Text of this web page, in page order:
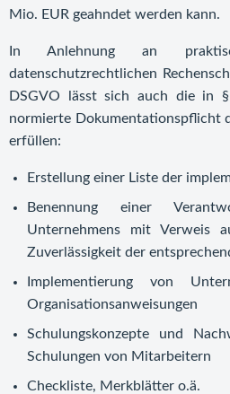
Mio. EUR geahndet werden kann.
In Anlehnung an
datenschutzrechtlichen
DSGVO lässt sich auch die in
normierte Dokumentationspflicht
erfüllen:
Erstellung einer Liste der
Benennung einer
Unternehmens mit Verweis
Zuverlässigkeit der
Implementierung von
Organisationsanweisungen
Schulungskonzepte und
Schulungen von Mitarbeitern
Checkliste, Merkblätter o.ä.